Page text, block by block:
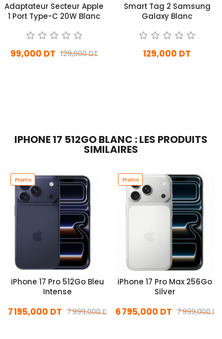
Adaptateur Secteur Apple
1 Port Type-C 20W Blanc
129,000 DT
99,000 DT
Smart Tag 2 Samsung
Galaxy Blanc
129,000 DT
IPHONE 17 512GO BLANC : LES PRODUITS
SIMILAIRES
Promo
iPhone 17 Pro 512Go Bleu
Intense
7 999,000 DT
7 195,000 DT
Promo
iPhone 17 Pro Max 256Go
Silver
7 999,000 DT
6 795,000 DT